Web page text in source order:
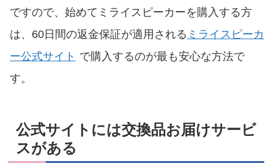
ですので、始めてミライスピーカーを購入する方
は、60日間の返金保証が適用される ミライスピーカ
ー公式サイト で購入するのが最も安心な方法で
す。
公式サイトには交換品お届けサービ
スがある